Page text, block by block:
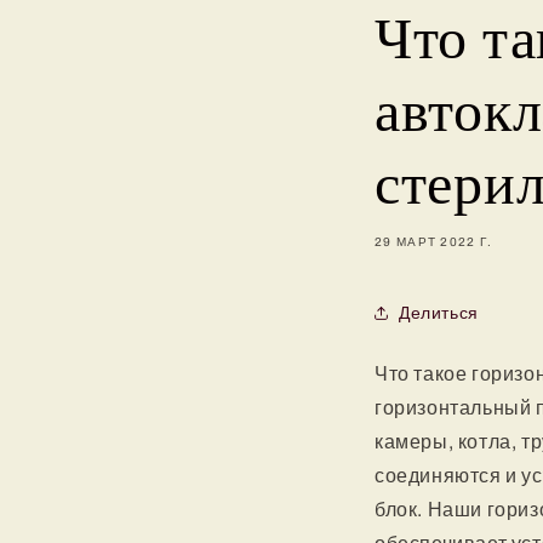
Что
29 МАРТ 2022 Г.
Делиться
Что такое
горизонтальный
камеры, котла,
соединяются и
блок. Наши